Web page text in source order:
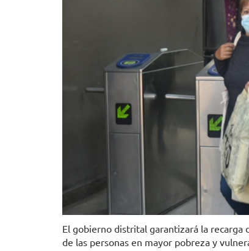
El gobierno distrital garantizará la recarga
de las personas en mayor pobreza y